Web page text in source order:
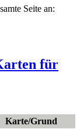
Seite an:
für
Karte/Grund